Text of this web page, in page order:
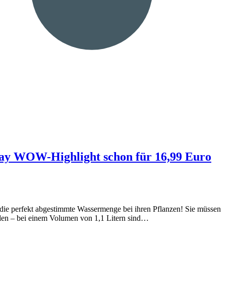
WOW-Highlight schon für 16,99 Euro
abgestimmte Wassermenge bei ihren Pflanzen! Sie müssen
– bei einem Volumen von 1,1 Litern sind…